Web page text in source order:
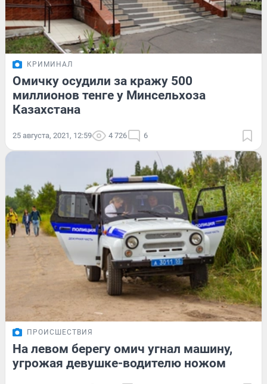
КРИМИНАЛ
Омичку осудили за кражу 500
миллионов тенге у Минсельхоза
Казахстана
25 августа, 2021, 12:59 4 726 6
ПРОИСШЕСТВИЯ
На левом берегу омич угнал машину,
угрожая девушке-водителю ножом